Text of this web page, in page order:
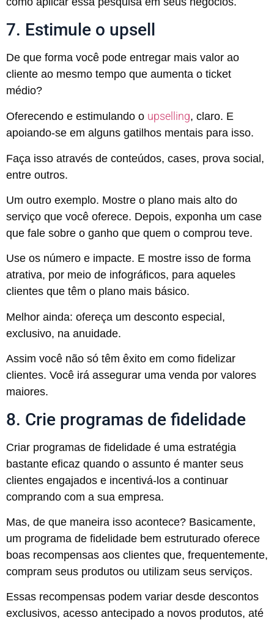
7. Estimule o upsell
De que forma você pode entregar mais valor ao
cliente ao mesmo tempo que aumenta o ticket
médio?
Oferecendo e estimulando o upselling, claro. E
apoiando-se em alguns gatilhos mentais para isso.
Faça isso através de conteúdos, cases, prova social,
entre outros.
Um outro exemplo. Mostre o plano mais alto do
serviço que você oferece. Depois, exponha um case
que fale sobre o ganho que quem o comprou teve.
Use os número e impacte. E mostre isso de forma
atrativa, por meio de infográficos, para aqueles
clientes que têm o plano mais básico.
Melhor ainda: ofereça um desconto especial,
exclusivo, na anuidade.
Assim você não só têm êxito em como fidelizar
clientes. Você irá assegurar uma venda por valores
maiores.
8. Crie programas de fidelidade
Criar programas de fidelidade é uma estratégia
bastante eficaz quando o assunto é manter seus
clientes engajados e incentivá-los a continuar
comprando com a sua empresa.
Mas, de que maneira isso acontece? Basicamente,
um programa de fidelidade bem estruturado oferece
boas recompensas aos clientes que, frequentemente,
compram seus produtos ou utilizam seus serviços.
Essas recompensas podem variar desde descontos
exclusivos, acesso antecipado a novos produtos, até